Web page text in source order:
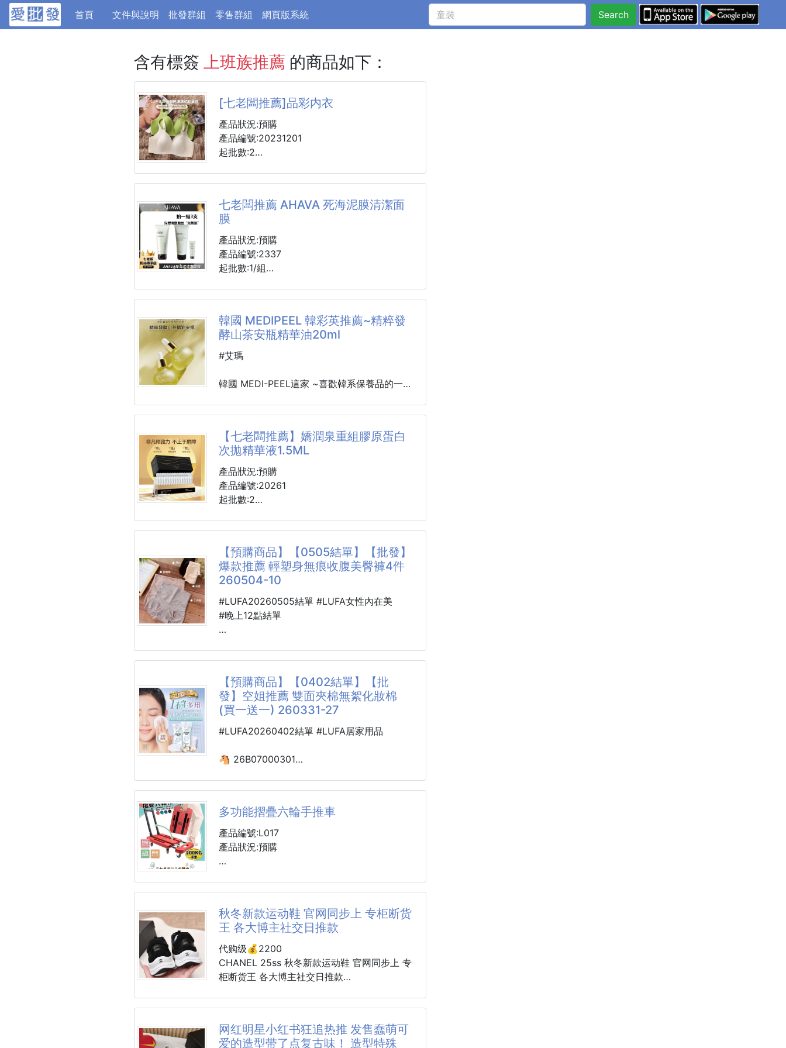
首頁(current)文件與說明 批發群組 零售群組 網頁版系統 Search
含有標簽 上班族推薦 的商品如下：
[七老闆推薦]品彩内衣
產品狀況:預購
產品編號:20231201
起批數:2
尺寸
M:70(32)ABCD-75(34)ABC【建議43-
50kg】
L:75(34)D-80(36)ABC【建議50-58kg】
2XL:85(38)D-90(40)ABC【建議65-73kg】
自信魅力，品彩内衣带给你的完美体验
品彩內衣是一家知名的內衣品牌，致力於為女
是日常穿著還是特殊場合，品彩內衣都能帶給
你自信和魅力，並為你打造完美的身形。
七老闆推薦 AHAVA 死海泥膜清潔面
膜
產品狀況:預購
產品編號:2337
起批數:1/組
然的礦物質和元素，這些物質可以在與皮膚接
觸時引起染色的反應。以下是可能導致死海泥
膜染色的壹些常見原因：
鐵。當死海泥與皮膚接觸並幹燥時，鐵可以氧
這種染色通常是暫時的，可以通過清潔皮膚來
此款是100ml 大容量
🟩死海泥清潔泥膜
hin適合敏感肌！核心成分是富含礦物質元素的
死海泥，既能快速吸附深層油污，還含有死海
水中提取的osmoter,.有很強的保濕修護作用，
可以提升皮膚
韓國 MEDIPEEL 韓彩英推薦~精粹發
酵山茶安瓶精華油20ml
#艾瑪
韓國 MEDI-PEEL這家 ~喜歡韓系保養品的一
演員韓彩英作爲冬季護理乾燥皮膚的產品，
介紹了Medipil"高級發酵山茶精華油"，引起了
人們的關注。
冬天皮膚會極度乾燥，僅靠保溼霜很難堅持。
有必要使用長時間鎖住皮膚水分的高保溼產品
女演員韓彩英公開了不僅能保溼，
還能解決營養、生機、淨化皮膚、彈力等所有
肌膚問題的"高級發酵山茶精華油"。
她親自塗上相關產品，向觀衆們展現了卓越的
吸收力和特有的溼潤感。
特別是，她還公開了將精油混合在乳液中塗抹
等
【七老闆推薦】嬌潤泉重組膠原蛋白
次拋精華液1.5ML
產品狀況:預購
產品編號:20261
起批數:2
嬌潤泉重組膠原蛋白次拋精華液是一款注重深
層滋養和重塑肌膚的護膚產品。它採用了先進
的重組膠原蛋白技術，為肌膚提供高效的滋養
和修復，説明改善肌膚彈性和緊致度。每支精
華液容量為1.5毫升，方便攜帶，便於隨時隨地
重組膠原蛋白是一種與人體天然膠原蛋白相似
夠深入肌膚底層，為肌膚提供全面的滋養和修
復。它能夠增加肌膚的膠原蛋白含量，促進皮
膚細胞再生，提升肌膚的彈性和緊致度，減少
細紋和皺紋的出現。使用嬌潤泉重組膠原蛋白
次拋精華液，您可以享受到肌膚深層滋養和修
復的綜合效
【預購商品】【0505結單】【批發】
爆款推薦 輕塑身無痕收腹美臀褲4件
260504-10
#LUFA20260505結單 #LUFA女性內在美
#晚上12點結單
👉4件組，一穿直接升級身形！
💥不用再忍勒、不用再分層穿
褲頭無勒痕設計✔
👉穿起來穩、順、舒服，不壓肉！
🍑【瞬間提臀｜渾圓翹臀立現】
✔緊實包覆臀部
✔自然托高不假掰
✔穿上直接有線條
👉視覺+2尺寸的翹臀感🔥
💎【無痕貼膚｜外穿不尷尬】
貼身不勒、不卡邊
【預購商品】【0402結單】【批
發】空姐推薦 雙面夾棉無絮化妝棉
(買一送一) 260331-27
#LUFA20260402結單 #LUFA居家用品
🐴 26B07000301
🔥🔥空姐愛用推薦款
👍️👍️輕巧便攜輕鬆卸妝
⭕️爽膚⭕️濕敷
✔️即用即拋
✔️360度全圈壓邊
享受清潔卸妝不掉棉絮的舒適感😍
這是我用過最好用的化妝棉
😘😘採用雙面夾棉的極致親膚體驗！
嚴選植物纖維棉🎀
✅全程高溫消毒
✅安全衛生✅安心使用
多功能摺疊六輪手推車
產品編號:L017
產品狀況:預購
展開：57x30cm
手把拉長：(一檔)52cm，(二檔)76cm，(三
檔)100cm
材質：鋼質拉桿/工程PP底盤/PU輪
多功能摺疊六輪手推車，輕鬆運送，不費力~
也好拉~ 摺疊超容易，車上安置、出門攜帶、
平時收納都方便~ 加上擁有加厚底盤，結實硬
秋冬新款运动鞋 官网同步上 专柜断货
王 各大博主社交日推款
代购级💰2200
CHANEL 25ss 秋冬新款运动鞋 官网同步上 专
柜断货王 各大博主社交日推款
性气质
网红明星小红书狂追热推 发售蠢萌可
爱的造型带了点复古味！ 造型特殊